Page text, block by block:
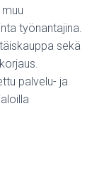
työnantajina.
sekä
palvelu- ja